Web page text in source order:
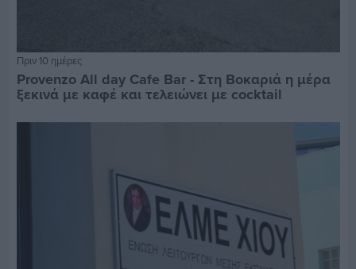
Πριν 10 ημέρες
Provenzo All day Cafe Bar - Στη Βοκαριά η μέρα
ξεκινά με καφέ και τελειώνει με cocktail